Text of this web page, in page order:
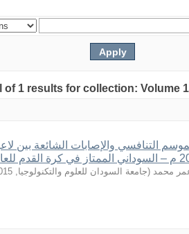
of 1 results for collection: Volume
التنافسي والإصابات الشائعة بين
محمد (جامعة السودان للعلوم والتكنولوجيا,
03-10